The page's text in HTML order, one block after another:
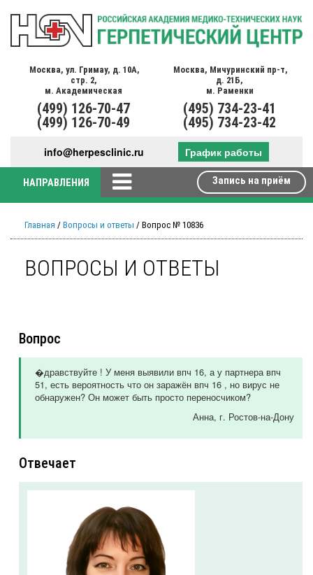
Москва, ул. Гримау, д. 10А,
стр. 2,
м. Академическая
(499) 126-70-47
(499) 126-70-49
Москва, Мичуринский пр-т,
д. 21Б,
м. Раменки
(495) 734-23-41
(495) 734-23-42
info@herpesclinic.ru График работы
НАПРАВЛЕНИЯ Запись на приём
Главная / Вопросы и ответы / Вопрос № 10836
ВОПРОСЫ И ОТВЕТЫ
Вопрос
�дравствуйте ! У меня выявили впч 16, а у партнера впч
51, есть вероятность что он заражён впч 16 , но вирус не
обнаружен? Он может быть просто переносчиком?
Анна, г. Ростов-на-Дону
Отвечает